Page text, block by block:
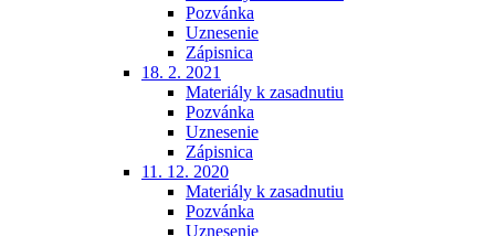
Pozvánka
Uznesenie
Zápisnica
18. 2. 2021
Materiály k zasadnutiu
Pozvánka
Uznesenie
Zápisnica
11. 12. 2020
Materiály k zasadnutiu
Pozvánka
Uznesenie